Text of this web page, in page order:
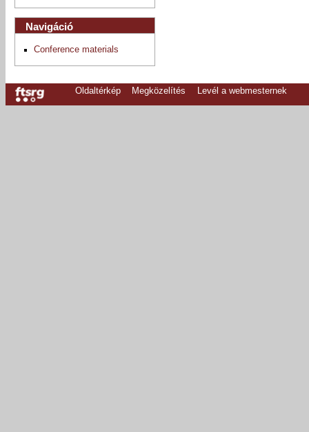
Navigáció
Conference materials
Oldaltérkép Megközelítés Levél a webmesternek